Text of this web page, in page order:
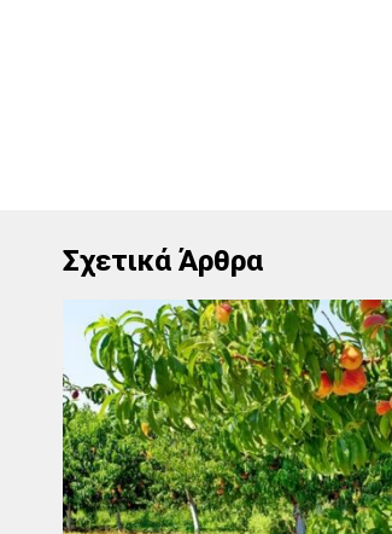
Σχετικά Άρθρα